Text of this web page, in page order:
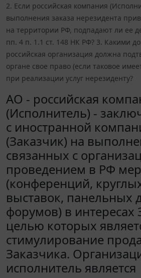
2. Если российская компания
выполнения заказа нерезидента
на территории РФ, подпадают ли ее
пп. 4 п. 1.1 ст. 148 НК РФ? 3. Какими
российская организация должна
органе свое право (если таковое
при реализации услуг нерезиденту?
АО - российская
(Исполнитель) -
с иностранной
(Заказчик) на
связанных с
проведением в РФ
(конференций,
выставок, панельных
форумов) в интересах
целью которых
стимулирование
Заказчика.
исполнитель является